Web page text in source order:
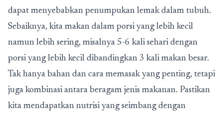
dapat menyebabkan penumpukan lemak dalam tubuh.
Sebaiknya, kita makan dalam porsi yang lebih kecil
namun lebih sering, misalnya 5-6 kali sehari dengan
porsi yang lebih kecil dibandingkan 3 kali makan besar.
Tak hanya bahan dan cara memasak yang penting, tetapi
juga kombinasi antara beragam jenis makanan. Pastikan
kita mendapatkan nutrisi yang seimbang dengan